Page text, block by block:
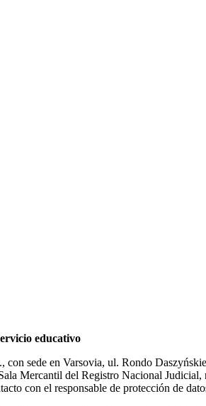
educativo
sede en Varsovia, ul. Rondo
Mercantil del Registro Nacional
con el responsable de protección de